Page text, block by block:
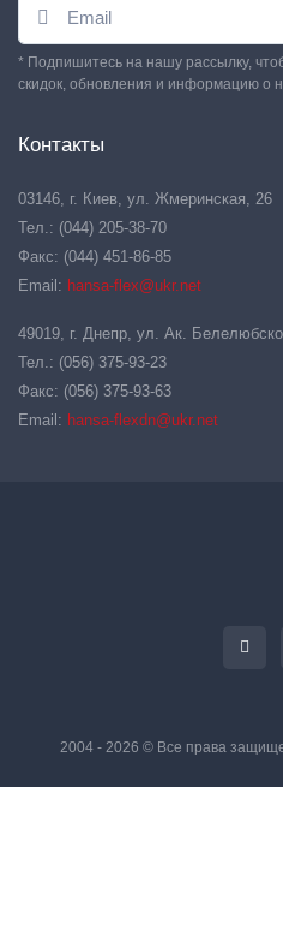
* Подпишитесь на нашу рассылку,
скидок, обновления и информацию о
Контакты
03146, г. Киев, ул. Жмеринская, 26
Тел.: (044) 205-38-70
Факс: (044) 451-86-85
Email: hansa-flex@ukr.net
49019, г. Днепр, ул. Ак.
Тел.: (056) 375-93-23
Факс: (056) 375-93-63
Email: hansa-flexdn@ukr.net
2004 - 2026 © Все права